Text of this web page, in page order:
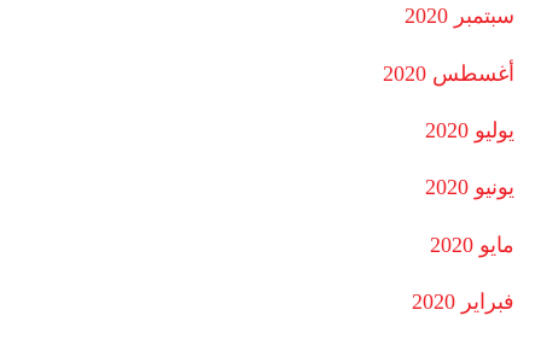
سبتمبر 2020
أغسطس 2020
يوليو 2020
يونيو 2020
مايو 2020
فبراير 2020